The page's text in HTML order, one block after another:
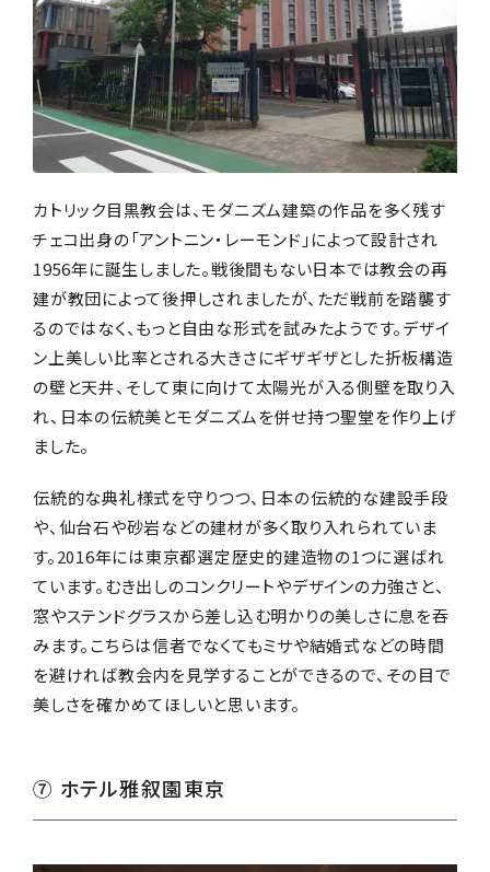
カトリック目黒教会は、モダニズム建築の作品を多く残す
チェコ出身の「アントニン・レーモンド」によって設計され
1956年に誕生しました。戦後間もない日本では教会の再
建が教団によって後押しされましたが、ただ戦前を踏襲す
るのではなく、もっと自由な形式を試みたようです。デザイ
ン上美しい比率とされる大きさにギザギザとした折板構造
の壁と天井、そして東に向けて太陽光が入る側壁を取り入
れ、日本の伝統美とモダニズムを併せ持つ聖堂を作り上げ
ました。
伝統的な典礼様式を守りつつ、日本の伝統的な建設手段
や、仙台石や砂岩などの建材が多く取り入れられていま
す。2016年には東京都選定歴史的建造物の1つに選ばれ
ています。むき出しのコンクリートやデザインの力強さと、
窓やステンドグラスから差し込む明かりの美しさに息を吞
みます。こちらは信者でなくてもミサや結婚式などの時間
を避ければ教会内を見学することができるので、その目で
美しさを確かめてほしいと思います。
⑦ ホテル雅叙園東京